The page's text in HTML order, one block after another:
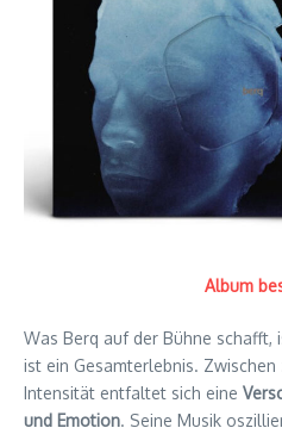
Album
Was Berq auf der Bühne schafft,
ist ein Gesamterlebnis.
Intensität entfaltet sich eine
und Emotion. Seine Musik